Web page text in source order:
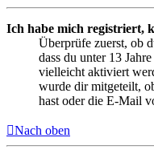
Ich habe mich registriert,
Überprüfe zuerst, ob
dass du unter 13
vielleicht aktiviert
wurde dir mitgeteilt,
hast oder die E-Mail
Nach oben